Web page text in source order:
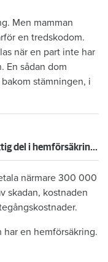
Men mamman
en tredskodom.
när en part inte har
En sådan dom
stämningen, i
Ansvarsskyddet – en viktig del i hemförsäkringen
närmare 300 000
skadan, kostnaden
har en hemförsäkring.